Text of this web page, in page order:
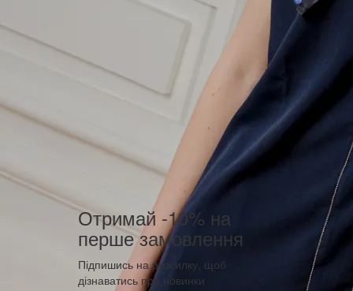
Отримай -10% на
перше замовлення
Підпишись на розсилку, щоб
дізнаватись про новинки